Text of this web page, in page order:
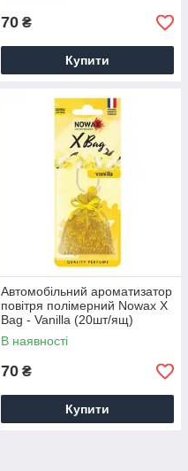
70 ₴
Купити
Автомобільний ароматизатор
повітря полімерний Nowax X
Bag - Vanilla (20шт/ящ)
В наявності
70 ₴
Купити